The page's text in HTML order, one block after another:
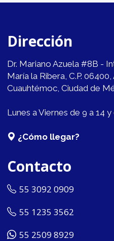
Dirección
Dr. Mariano Azuela #8B -
María la Ribera, C.P. 06400,
Cuauhtémoc, Ciudad de
Lunes a Viernes de 9 a 14 y
¿Cómo llegar?
Contacto
55 3092 0909
55 1235 3562
55 2509 8929